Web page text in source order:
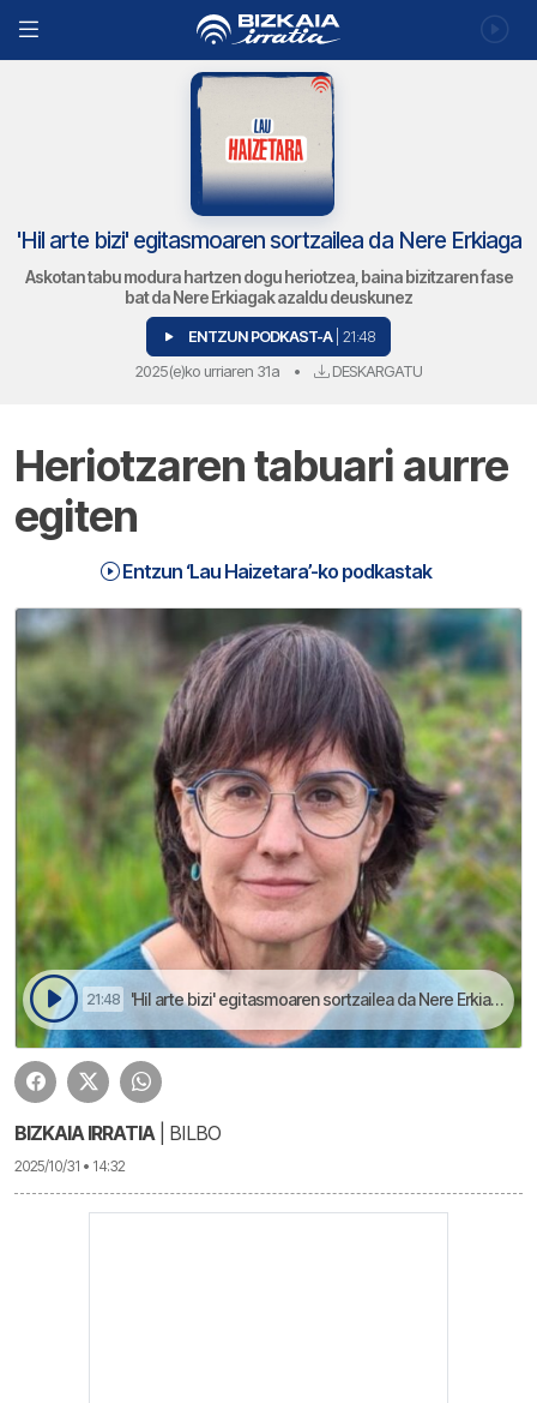
'Hil arte bizi' egitasmoaren sortzailea da Nere Erkiaga
Askotan tabu modura hartzen dogu heriotzea, baina bizitzaren fase
bat da Nere Erkiagak azaldu deuskunez
ENTZUN PODKAST-A | 21:48
2025(e)ko urriaren 31a • DESKARGATU
Heriotzaren tabuari aurre
egiten
Entzun ‘Lau Haizetara’-ko podkastak
21:48 'Hil arte bizi' egitasmoaren sortzailea da Nere Erkiaga | Lau Haizetara
BIZKAIA IRRATIA | BILBO
2025/10/31 • 14:32